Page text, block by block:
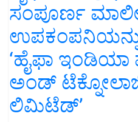
ಸಂಪೂರ್ಣ
ಉಪಕಂಪನಿಯನ್ನು
‘ಹೈಫಾ
ಅಂಡ್
ಲಿಮಿಟೆಡ್’